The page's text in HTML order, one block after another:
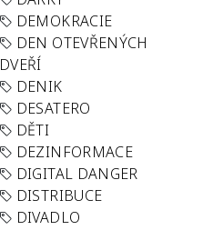
DEMOKRACIE
DEN OTEVŘENÝCH
DVEŘÍ
DENIK
DESATERO
DĚTI
DEZINFORMACE
DIGITAL DANGER
DISTRIBUCE
DIVADLO